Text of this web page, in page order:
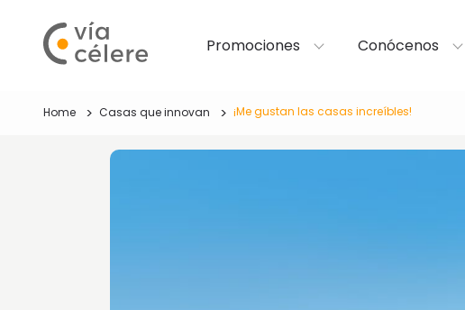
Promociones Conócenos
Home Casas que innovan ¡Me gustan las casas increíbles!